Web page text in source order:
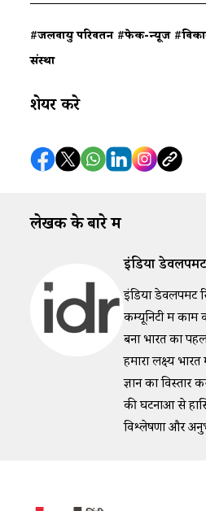
#जलवायु परिवर्तन #फेक-न्यूज
संस्था
शेयर करे
लेखक के बारे में
इंडिया
इंडिया डेवलपमेंट
कम्यूनिटी में काम
बना भारत का
हमारा लक्ष्य
ज्ञान का विस्तार
की घटनाओं से
विश्लेषणों और